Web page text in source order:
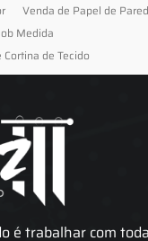
Venda de Papel de
Medida
de Tecido
é trabalhar com